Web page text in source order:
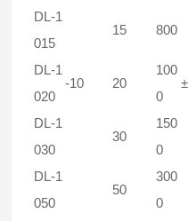
-10
DL-1
015
15 800
DL-1
020
20
100
0
DL-1
030
30
150
0
DL-1
050
50
300
0